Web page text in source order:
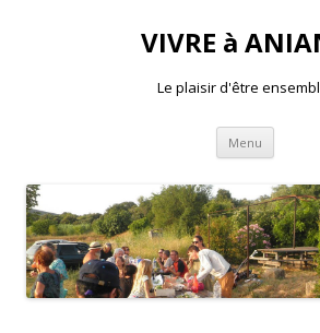
VIVRE à
Le plaisir d'être
Menu Aller
contenu